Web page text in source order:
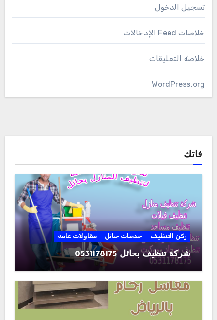
تسجيل الدخول
خلاصات Feed الإدخالات
خلاصة التعليقات
WordPress.org
فاتك
ركن التنظيف خدمات حائل مقاولات عامه
شركة تنظيف بحائل 0531178175